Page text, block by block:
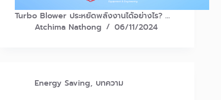
Turbo Blower ประหยัดพลังงานได้อย่างไร? …
Atchima Nathong
06/11/2024
Energy Saving, บทความ